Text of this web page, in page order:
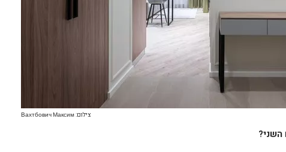
צילום: Вахтбович Максим
השני?